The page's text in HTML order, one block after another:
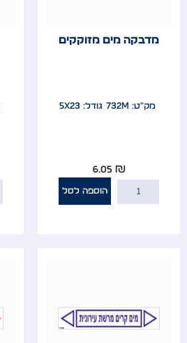
מדבקה מים מזוקקים
מק"ט: 732m גודל: 5x23
6.05₪
הוספה לסל